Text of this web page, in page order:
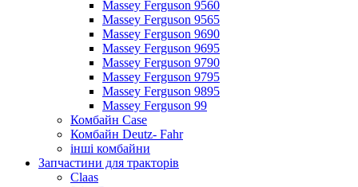
Massey Ferguson 9560
Massey Ferguson 9565
Massey Ferguson 9690
Massey Ferguson 9695
Massey Ferguson 9790
Massey Ferguson 9795
Massey Ferguson 9895
Massey Ferguson 99
Комбайн Case
Комбайн Deutz- Fahr
інші комбайни
Запчастини для тракторів
Claas